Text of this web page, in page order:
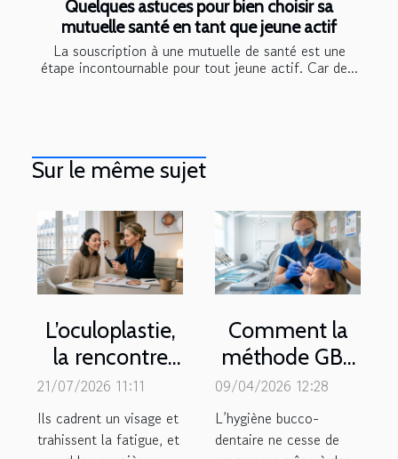
Quelques astuces pour bien choisir sa
mutuelle santé en tant que jeune actif
La souscription à une mutuelle de santé est une
étape incontournable pour tout jeune actif. Car de...
Sur le même sujet
L’oculoplastie,
la rencontre
inédite entre
chirurgie et
esthétique du
21/07/2026 11:11
Ils cadrent un visage et
trahissent la fatigue, et
Comment la
méthode GBT
révolutionne-t-
elle le
détartrage
09/04/2026 12:28
L’hygiène bucco-
dentaire ne cesse de